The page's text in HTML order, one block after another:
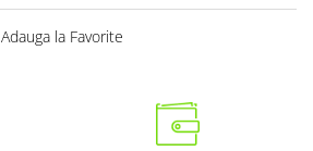
Adauga la Favorite